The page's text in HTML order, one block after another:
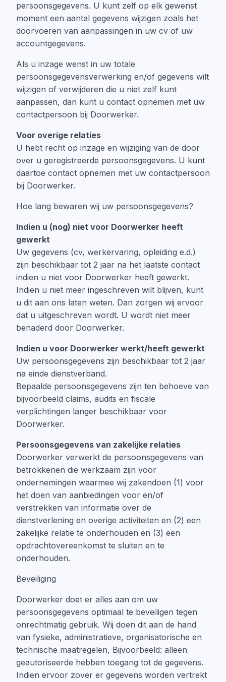
persoonsgegevens. U kunt zelf op elk gewenst
moment een aantal gegevens wijzigen zoals het
doorvoeren van aanpassingen in uw cv of uw
accountgegevens.
Als u inzage wenst in uw totale
persoonsgegevensverwerking en/of gegevens wilt
wijzigen of verwijderen die u niet zelf kunt
aanpassen, dan kunt u contact opnemen met uw
contactpersoon bij Doorwerker.
Voor overige relaties
U hebt recht op inzage en wijziging van de door
over u geregistreerde persoonsgegevens. U kunt
daartoe contact opnemen met uw contactpersoon
bij Doorwerker.
Hoe lang bewaren wij uw persoonsgegevens?
Indien u (nog) niet voor Doorwerker heeft
gewerkt
Uw gegevens (cv, werkervaring, opleiding e.d.)
zijn beschikbaar tot 2 jaar na het laatste contact
indien u niet voor Doorwerker heeft gewerkt.
Indien u niet meer ingeschreven wilt blijven, kunt
u dit aan ons laten weten. Dan zorgen wij ervoor
dat u uitgeschreven wordt. U wordt niet meer
benaderd door Doorwerker.
Indien u voor Doorwerker werkt/heeft gewerkt
Uw persoonsgegevens zijn beschikbaar tot 2 jaar
na einde dienstverband.
Bepaalde persoonsgegevens zijn ten behoeve van
bijvoorbeeld claims, audits en fiscale
verplichtingen langer beschikbaar voor
Doorwerker.
Persoonsgegevens van zakelijke relaties
Doorwerker verwerkt de persoonsgegevens van
betrokkenen die werkzaam zijn voor
ondernemingen waarmee wij zakendoen (1) voor
het doen van aanbiedingen voor en/of
verstrekken van informatie over de
dienstverlening en overige activiteiten en (2) een
zakelijke relatie te onderhouden en (3) een
opdrachtovereenkomst te sluiten en te
onderhouden.
Beveiliging
Doorwerker doet er alles aan om uw
persoonsgegevens optimaal te beveiligen tegen
onrechtmatig gebruik. Wij doen dit aan de hand
van fysieke, administratieve, organisatorische en
technische maatregelen, Bijvoorbeeld: alleen
geautoriseerde hebben toegang tot de gegevens.
Indien ervoor zover er gegevens worden vertrekt